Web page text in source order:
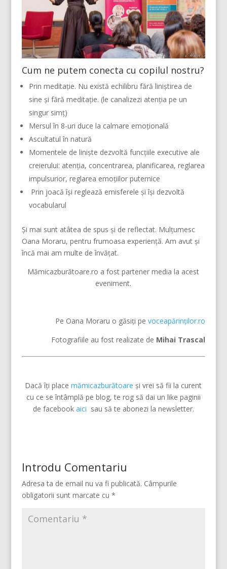
Cum ne putem conecta cu copilul nostru?
Prin meditație. Nu există echilibru fără liniștirea de
sine și fără meditație. (le canalizezi atenția pe un
singur simț)
Mersul în 8-uri duce la calmare emoțională
Ascultatul în natură
Momentele de liniște dezvoltă funcțiile executive ale
creierului: atenția, concentrarea, planificarea, reglarea
impulsurior, reglarea emoțiilor puternice
Prin joacă își reglează emisferele și își dezvoltă
vocabularul
Și mai sunt atâtea de spus și de reflectat. Mulțumesc
Oana Moraru, pentru frumoasa experiență. Am avut și
încă mai am multe de învățat.
Mămicazburătoare.ro a fost partener media la acest
eveniment.
Pe Oana Moraru o găsiți pevoceapărinților.ro
Fotografiile au fost realizate de Mihai Trascal
Dacă îți placemămicazburătoare și vrei să fii la curent
cu ce se întâmplă pe blog, te rog să dai un like paginii
de facebook aici sau să te abonezi la newsletter.
Introdu Comentariu
Adresa ta de email nu va fi publicată. Câmpurile
obligatorii sunt marcate cu *